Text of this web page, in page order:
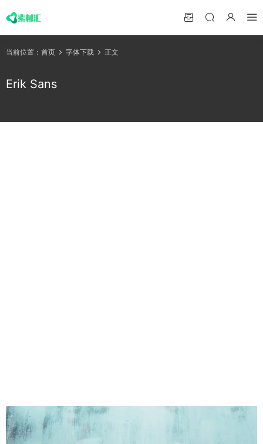
当前位置： 首页 字体下载 正文
Erik Sans